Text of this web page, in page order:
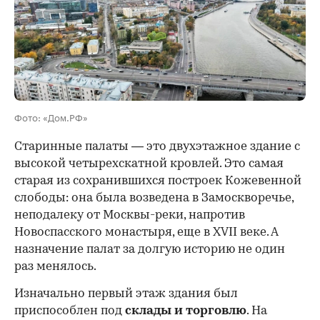
00:00 / 00:00
Фото: «Дом.РФ»
Старинные палаты — это двухэтажное здание с
высокой четырехскатной кровлей. Это самая
старая из сохранившихся построек Кожевенной
слободы: она была возведена в Замоскворечье,
неподалеку от Москвы-реки, напротив
Новоспасского монастыря, еще в XVII веке. А
назначение палат за долгую историю не один
раз менялось.
Изначально первый этаж здания был
приспособлен под склады и торговлю. На